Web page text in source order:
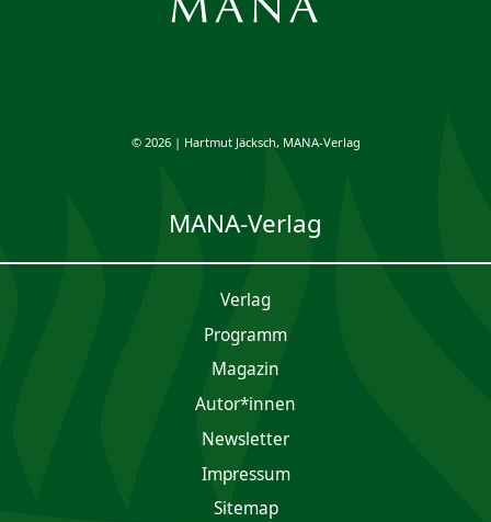
© 2026 | Hartmut Jäcksch, MANA-Verlag
MANA-Verlag
Verlag
Programm
Magazin
Autor*innen
Newsletter
Impres­sum
Sitemap